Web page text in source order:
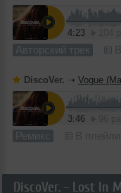
4:23
Авторский трек
DiscoVer. ➝ Vogue
3:46
Ремикс В
DiscoVer. - Lost In